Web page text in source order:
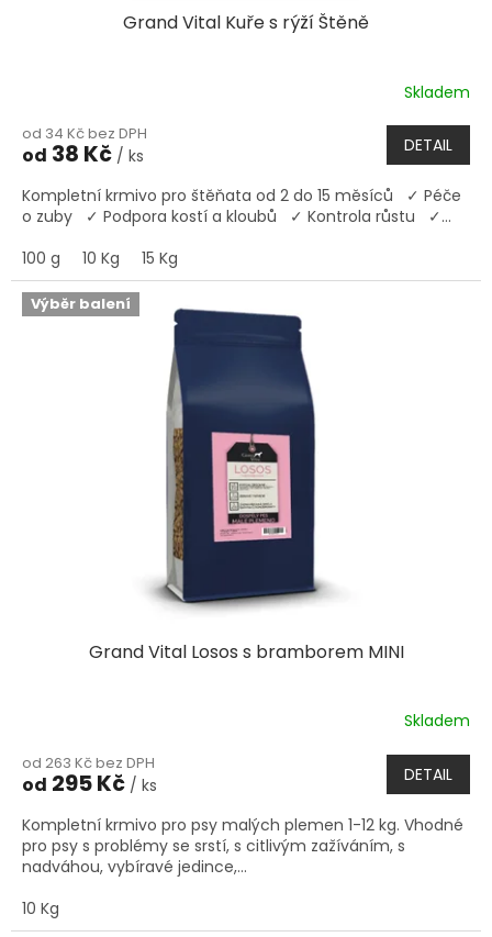
Grand Vital Kuře s rýží Štěně
produktu
je
z
5
Skladem
od 34 Kč bez DPH
od 38 Kč / ks DETAIL
Kompletní krmivo pro štěňata od 2 do 15 měsíců ✓ Péče
o zuby ✓ Podpora kostí a kloubů ✓ Kontrola růstu ✓...
100 g
10 Kg 15 Kg
Výběr balení
Grand Vital Losos s bramborem MINI
produktu
je
z
5
hvězdiček.
Skladem
od 263 Kč bez DPH
od 295 Kč / ks DETAIL
Kompletní krmivo pro psy malých plemen 1-12 kg. Vhodné
pro psy s problémy se srstí, s citlivým zažíváním, s
nadváhou, vybíravé jedince,...
10 Kg